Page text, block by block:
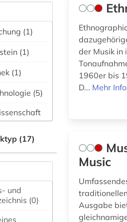
und
Sprach-
(0)
(0)
(0)
(0)
(1)
(1)
(1)
(5)
(1)
(2)
(17)
und
(0)
der Musik in
1960er bis
D... Mehr
Music
Ausgabe